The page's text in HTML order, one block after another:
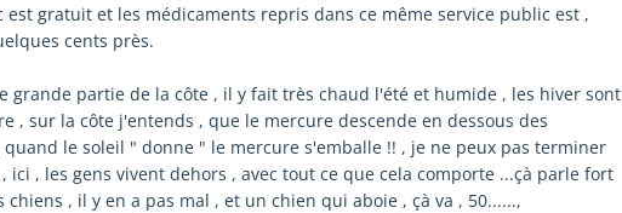
est gratuit et les médicaments repris dans ce même service public est ,
cents près.
grande partie de la côte , il y fait très chaud l'été et humide , les hiver sont
, sur la côte j'entends , que le mercure descende en dessous des
quand le soleil " donne " le mercure s'emballe !! , je ne peux pas terminer
, les gens vivent dehors , avec tout ce que cela comporte ...çà parle fort
, il y en a pas mal , et un chien qui aboie , çà va , 50......,